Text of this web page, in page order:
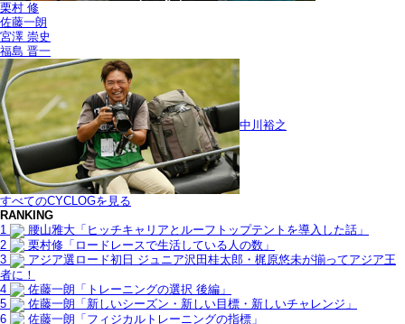
栗村 修
佐藤一朗
宮澤 崇史
福島 晋一
中川裕之
すべてのCYCLOGを見る
RANKING
1
腰山雅大「ヒッチキャリアとルーフトップテントを導入した話」
2
栗村修「ロードレースで生活している人の数」
3
アジア選ロード初日 ジュニア沢田桂太郎・梶原悠未が揃ってアジア王
者に！
4
佐藤一朗「トレーニングの選択 後編」
5
佐藤一朗「新しいシーズン・新しい目標・新しいチャレンジ」
6
佐藤一朗「フィジカルトレーニングの指標」